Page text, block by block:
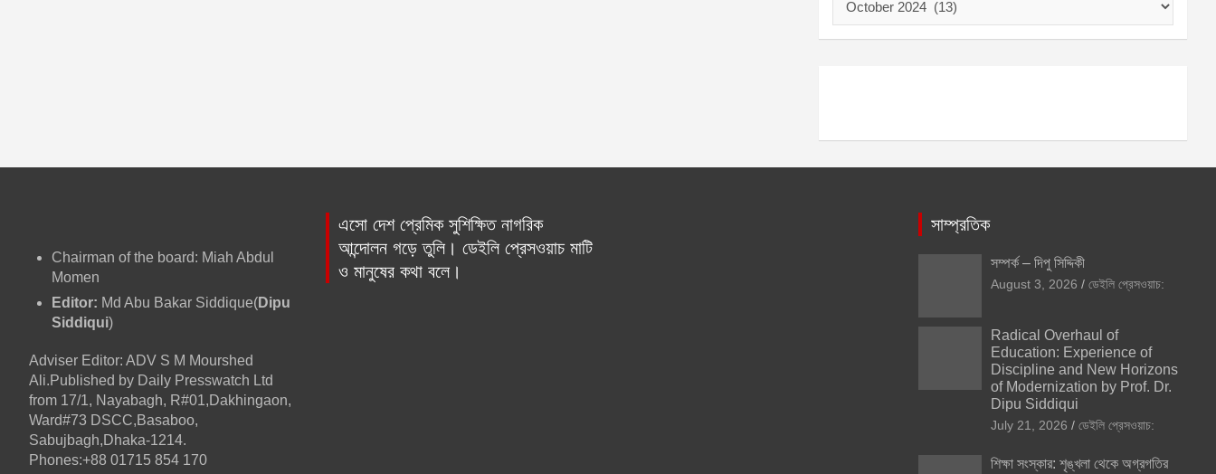
ই
Chairman of the board: Miah Abdul
Momen
Editor: Md Abu Bakar Siddique(Dipu
Siddiqui)
Adviser Editor: ADV S M Mourshed
Ali.Published by Daily Presswatch Ltd
from 17/1, Nayabagh, R#01,Dakhingaon,
Ward#73 DSCC,Basaboo,
Sabujbagh,Dhaka-1214.
Phones:+88 01715 854 170
এসো দেশ প্রেমিক সুশিক্ষিত নাগরিক
আন্দোলন গড়ে তুলি। ডেইলি প্রেসওয়াচ মাটি
ও মানুষের কথা বলে।
সাম্প্রতিক
সম্পর্ক – দিপু সিদ্দিকী
August 3, 2026 ডেইলি প্রেসওয়াচ:
Radical Overhaul of
Education: Experience of
Discipline and New Horizons
of Modernization by Prof. Dr.
Dipu Siddiqui
July 21, 2026 ডেইলি প্রেসওয়াচ:
শিক্ষা সংস্কার: শৃঙ্খলা থেকে অগ্রগতির